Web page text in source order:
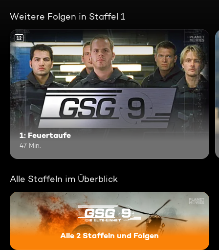
Weitere Folgen in Staffel 1
12
1: Feuertaufe
47 Min.
Alle Staffeln im Überblick
Alle 2 Staffeln und Folgen